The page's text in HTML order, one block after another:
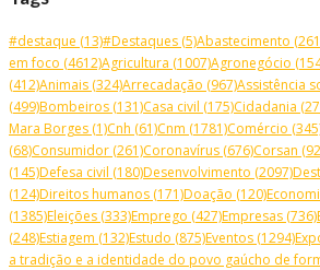
#destaque (13)#Destaques (5)Abastecimento
em foco (4612)Agricultura (1007)Agronegócio
(412)Animais (324)Arrecadação (967)Assistência
(499)Bombeiros (131)Casa civil (175)Cidadania
Mara Borges (1)Cnh (61)Cnm (1781)Comércio
(68)Consumidor (261)Coronavírus (676)Corsan
(145)Defesa civil (180)Desenvolvimento (2097)
(124)Direitos humanos (171)Doação (120)
(1385)Eleições (333)Emprego (427)Empresas (736)
(248)Estiagem (132)Estudo (875)Eventos (1294)
a tradição e a identidade do povo gaúcho de